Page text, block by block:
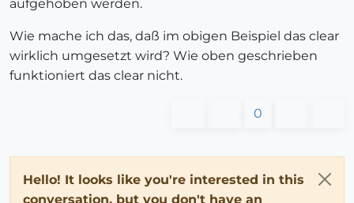
aufgehoben werden.
Wie mache ich das, daß im obigen Beispiel das clear
wirklich umgesetzt wird? Wie oben geschrieben
funktioniert das clear nicht.
0
Hello! It looks like you're interested in this
conversation, but you don't have an